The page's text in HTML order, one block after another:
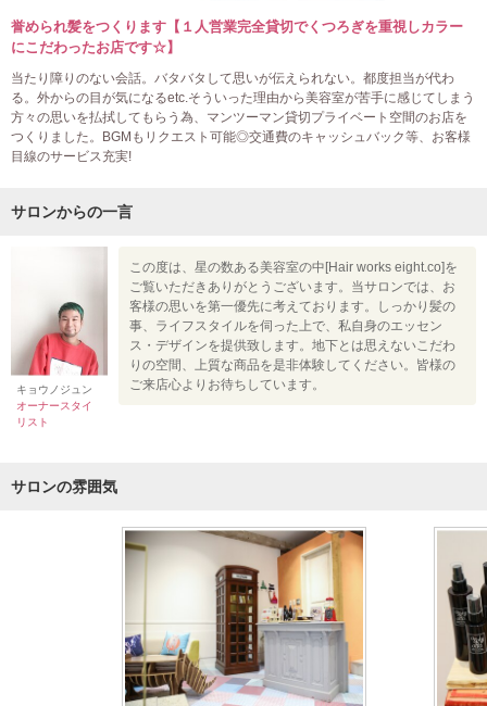
誉められ髪をつくります【１人営業完全貸切でくつろぎを重視しカラー
にこだわったお店です☆】
当たり障りのない会話。バタバタして思いが伝えられない。都度担当が代わ
る。外からの目が気になるetc.そういった理由から美容室が苦手に感じてしまう
方々の思いを払拭してもらう為、マンツーマン貸切プライベート空間のお店を
つくりました。BGMもリクエスト可能◎交通費のキャッシュバック等、お客様
目線のサービス充実!
サロンからの一言
キョウノジュン
オーナースタイ
リスト
この度は、星の数ある美容室の中[Hair works eight.co]を
ご覧いただきありがとうございます。当サロンでは、お
客様の思いを第一優先に考えております。しっかり髪の
事、ライフスタイルを伺った上で、私自身のエッセン
ス・デザインを提供致します。地下とは思えないこだわ
りの空間、上質な商品を是非体験してください。皆様の
ご来店心よりお待ちしています。
サロンの雰囲気